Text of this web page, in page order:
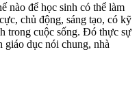
nào để học sinh có thể làm
chủ động, sáng tạo, có kỹ
trong cuộc sống. Đó thực sự
dục nói chung, nhà